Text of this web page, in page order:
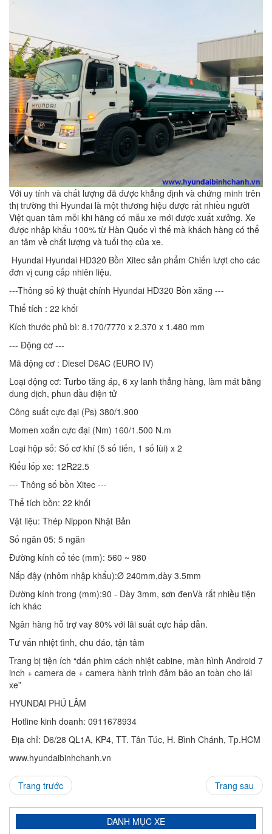
DANH MỤC XE
Với uy tính và chất lượng đã được khẳng định và chứng minh trên
thị trường thì Hyundai là một thương hiệu được rất nhiều người
Việt quan tâm mỗi khi hãng có mẫu xe mới được xuất xưởng. Xe
được nhập khẩu 100% từ Hàn Quốc vì thế mà khách hàng có thể
an tâm về chất lượng và tuổi thọ của xe.
Hyundai Hyundai HD320 Bồn Xitec sản phẩm Chiến lượt cho các
đơn vị cung cấp nhiên liệu.
---Thông số kỹ thuật chính Hyundai HD320 Bồn xăng ---
Thiể tích : 22 khối
Kích thước phủ bì: 8.170/7770 x 2.370 x 1.480 mm
--- Động cơ ---
Mã động cơ : Diesel D6AC (EURO IV)
Loại động cơ: Turbo tăng áp, 6 xy lanh thẳng hàng, làm mát bằng
dung dịch, phun dầu điện tử
Công suất cực đại (Ps) 380/1.900
Momen xoắn cực đại (Nm) 160/1.500 N.m
Loại hộp số: Số cơ khí (5 số tiến, 1 số lùi) x 2
Kiểu lốp xe: 12R22.5
--- Thông số bồn Xitec ---
Thể tích bồn: 22 khối
Vật liệu: Thép Nippon Nhật Bản
Số ngăn 05: 5 ngăn
Đường kính cổ téc (mm): 560 ~ 980
Nắp đậy (nhôm nhập khẩu):Ø 240mm,dày 3.5mm
Đường kính trong (mm):90 - Dày 3mm, sơn đenVà rất nhiều tiện
ích khác
Ngân hàng hỗ trợ vay 80% với lãi suất cực hấp dẫn.
Tư vấn nhiệt tình, chu đáo, tận tâm
Trang bị tiện ích “dán phim cách nhiệt cabine, màn hình Android 7
inch + camera de + camera hành trình đảm bảo an toàn cho lái
xe”
HYUNDAI PHÚ LÂM
Hotline kinh doanh: 0911678934
Địa chỉ: D6/28 QL1A, KP4, TT. Tân Túc, H. Bình Chánh, Tp.HCM
www.hyundaibinhchanh.vn
Trang trước Trang sau